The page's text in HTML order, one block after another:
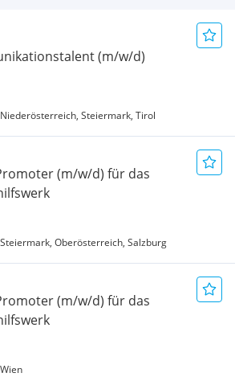
(m/w/d)
Steiermark, Tirol
(m/w/d) für das
Oberösterreich, Salzburg
(m/w/d) für das